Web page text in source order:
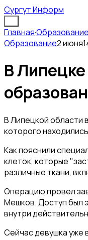
Сургут Информ
Главная·Образование
Образование2 июня
В
В Липецкой области
которого
Как пояснили
клеток, которые
различные ткани,
Операцию провел
Мешков. Доступ был
внутри
Сейчас девушка уже